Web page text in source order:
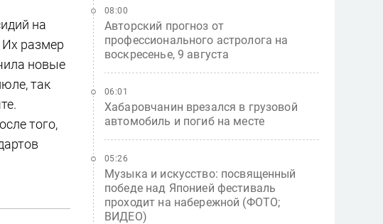
на
размер
новые
так
того,
Авторский прогноз от
профессионального астролога на
воскресенье, 9 августа
08:00
Хабаровчанин врезался в грузовой
автомобиль и погиб на месте
06:01
Музыка и искусство: посвященный
победе над Японией фестиваль
проходит на набережной (ФОТО;
ВИДЕО)
05:26